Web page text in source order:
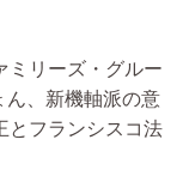
リーズ・グルー
ん、新機軸派の意
とフランシスコ法